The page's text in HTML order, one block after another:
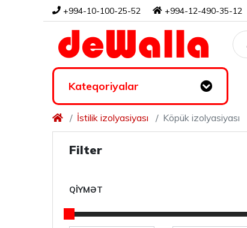
+994-10-100-25-52 +994-12-490-35-12
Kateqoriyalar
İstilik izolyasiyası Köpük izolyasiyası
Filter
QIYMƏT